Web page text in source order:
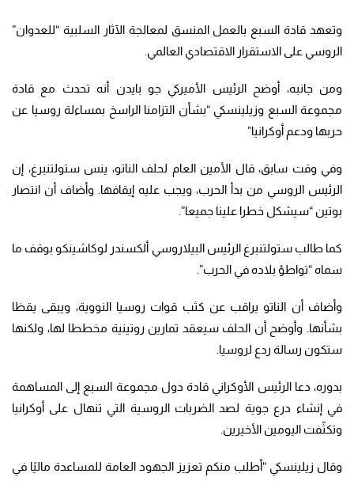
وتعهد قادة السبع بالعمل المنسق لمعالجة الآثار السلبية “للعدوان”
الروسي على الاستقرار الاقتصادي العالمي.
ومن جانبه، أوضح الرئيس الأميركي جو بايدن أنه تحدث مع قادة
مجموعة السبع وزيلينسكي “بشأن التزامنا الراسخ بمساءلة روسيا عن
حربها ودعم أوكرانيا”
وفي وقت سابق، قال الأمين العام لحلف الناتو، ينس ستولتنبرغ، إن
الرئيس الروسي من بدأ الحرب، ويجب عليه إيقافها. وأضاف أن انتصار
بوتين “سيشكل خطرا علينا جميعا”.
كما طالب ستولتنبرغ الرئيس البيلاروسي ألكسندر لوكاشينكو بوقف ما
سماه “تواطؤ بلاده في الحرب”.
وأضاف أن الناتو يراقب عن كثب قوات روسيا النووية، ويبقى يقظا
بشأنها. وأوضح أن الحلف سيعقد تمارين روتينية مخططا لها، ولكنها
ستكون رسالة ردع لروسيا.
بدوره، دعا الرئيس الأوكراني قادة دول مجموعة السبع إلى المساهمة
في إنشاء درع جوية لصد الضربات الروسية التي تنهال على أوكرانيا
وتكثّفت اليومين الأخيرين.
وقال زيلينسكي “أطلب منكم تعزيز الجهود العامة للمساعدة ماليًا في